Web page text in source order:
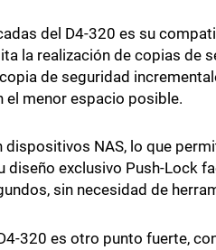
del D4-320 es su
la realización de copias de
de seguridad
el menor espacio posible.
NAS, lo que
diseño exclusivo Push-Lock
sin necesidad de
320 es otro punto fuerte,